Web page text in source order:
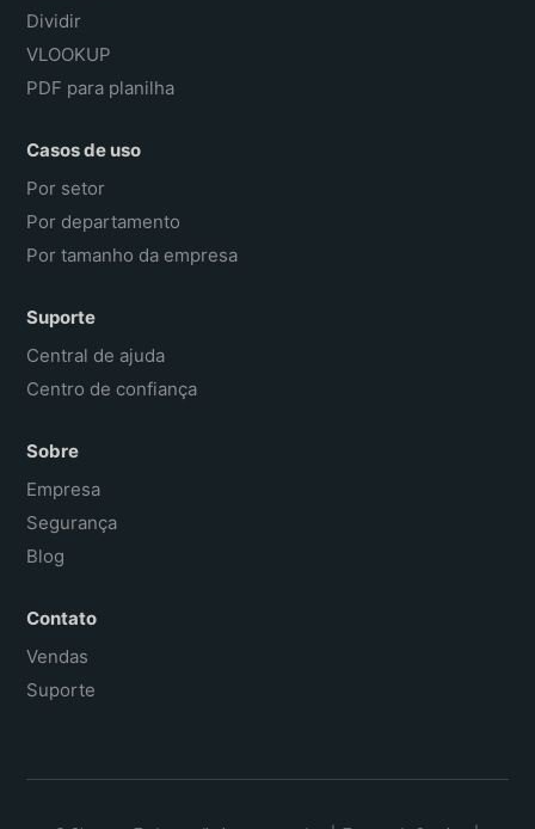
Dividir
VLOOKUP
PDF para planilha
Casos de uso
Por setor
Por departamento
Por tamanho da empresa
Suporte
Central de ajuda
Centro de confiança
Sobre
Empresa
Segurança
Blog
Contato
Vendas
Suporte